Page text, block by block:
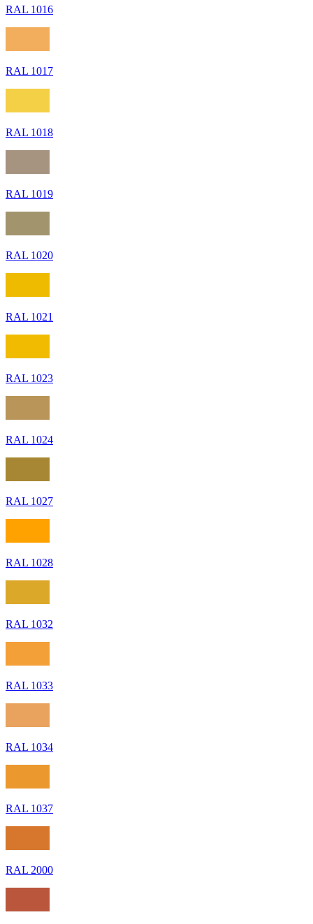
RAL 1016
RAL 1017
RAL 1018
RAL 1019
RAL 1020
RAL 1021
RAL 1023
RAL 1024
RAL 1027
RAL 1028
RAL 1032
RAL 1033
RAL 1034
RAL 1037
RAL 2000